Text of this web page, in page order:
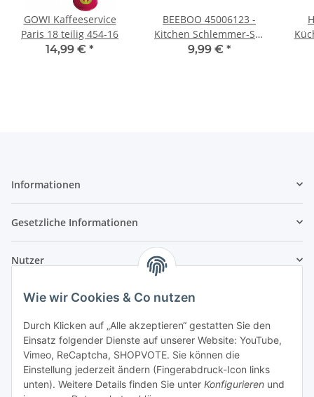
Wie wir Cookies & Co nutzen
Durch Klicken auf „Alle akzeptieren“ gestatten Sie den
Einsatz folgender Dienste auf unserer Website: YouTube,
Vimeo, ReCaptcha, SHOPVOTE. Sie können die
Einstellung jederzeit ändern (Fingerabdruck-Icon links
unten). Weitere Details finden Sie unter Konfigurieren und
GOWI Kaffeeservice
Paris 18 teilig 454-16
14,99 € *
BEEBOO 45006123 -
Kitchen Schlemmer-Set
mit Teller - sortiert
9,99 € *
Informationen
Gesetzliche Informationen
Nutzer